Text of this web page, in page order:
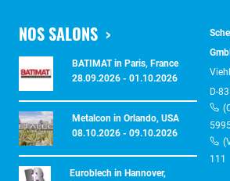
NOS SALONS
BATIMAT in Paris, France
28.09.2026 - 01.10.2026
Metalcon in Orlando, USA
08.10.2026 - 09.10.2026
Euroblech in Hannover,
D-
111